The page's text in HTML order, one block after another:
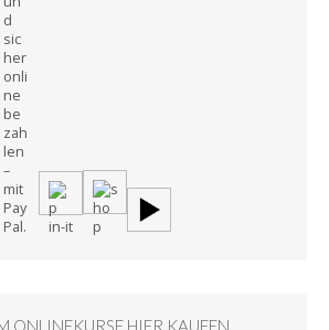
ONLINEKURSE HIER KAUFEN